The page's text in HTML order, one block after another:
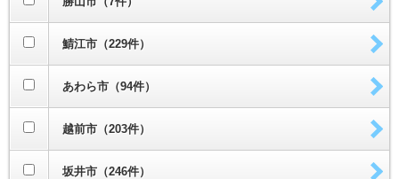
鯖江市（229件）
あわら市（94件）
越前市（203件）
坂井市（246件）